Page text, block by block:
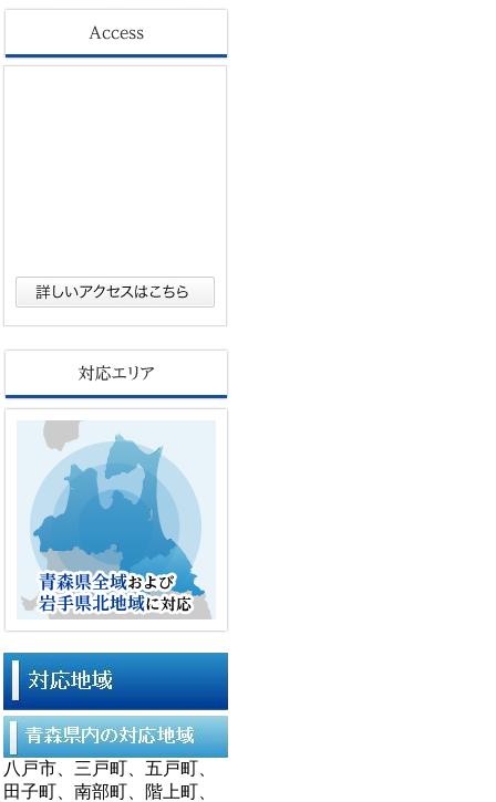
八戸市、三戸町、五戸町、
田子町、南部町、階上町、